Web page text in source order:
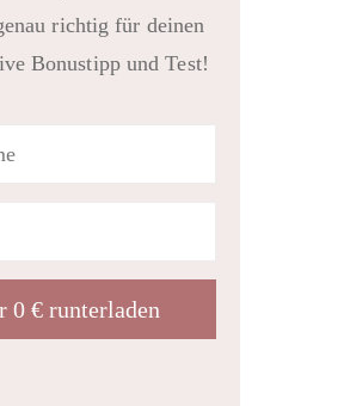
richtig für deinen
Bonustipp und Test!